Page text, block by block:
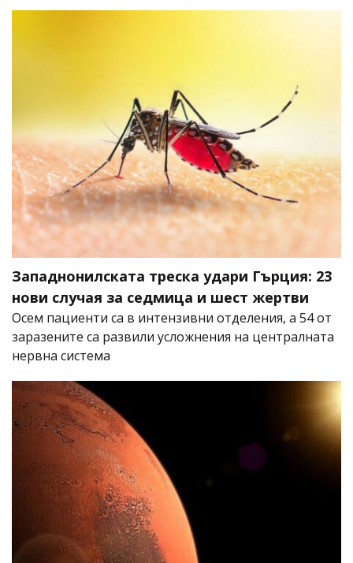
Западнонилската треска удари Гърция: 23
нови случая за седмица и шест жертви
Осем пациенти са в интензивни отделения, а 54 от
заразените са развили усложнения на централната
нервна система